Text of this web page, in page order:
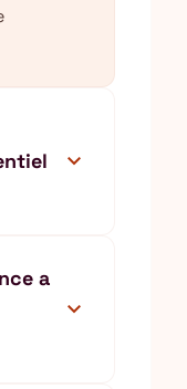
expand_more
a
expand_more